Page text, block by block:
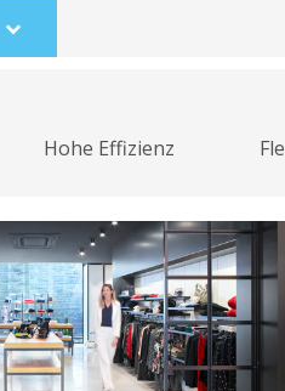
Scroll
to
Hohe Effizienz